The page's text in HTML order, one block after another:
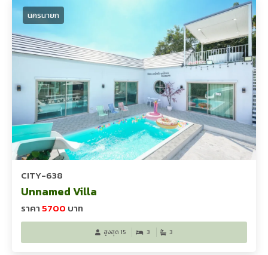
นครนายก
CITY-638
Unnamed Villa
ราคา 5700 บาท
สูงสุด 15 3 3